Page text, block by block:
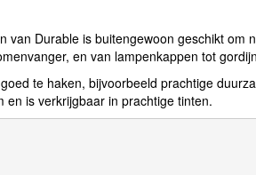
van Durable is buitengewoon geschikt om
en van lampenkappen tot
te haken, bijvoorbeeld prachtige
is verkrijgbaar in prachtige tinten.